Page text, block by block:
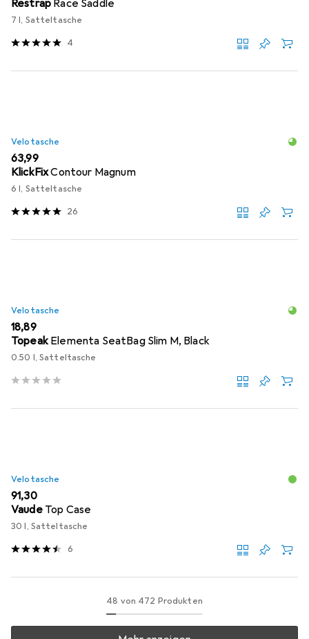
Restrap Race Saddle
7 l, Satteltasche
4
Velotasche
EUR
63,99
KlickFixContour Magnum
6 l, Satteltasche
26
Velotasche
EUR
18,89
Topeak Elementa SeatBag Slim M, Black
0.50 l, Satteltasche
Velotasche
EUR
91,30
Vaude Top Case
30 l, Satteltasche
6
48 von 472 Produkten